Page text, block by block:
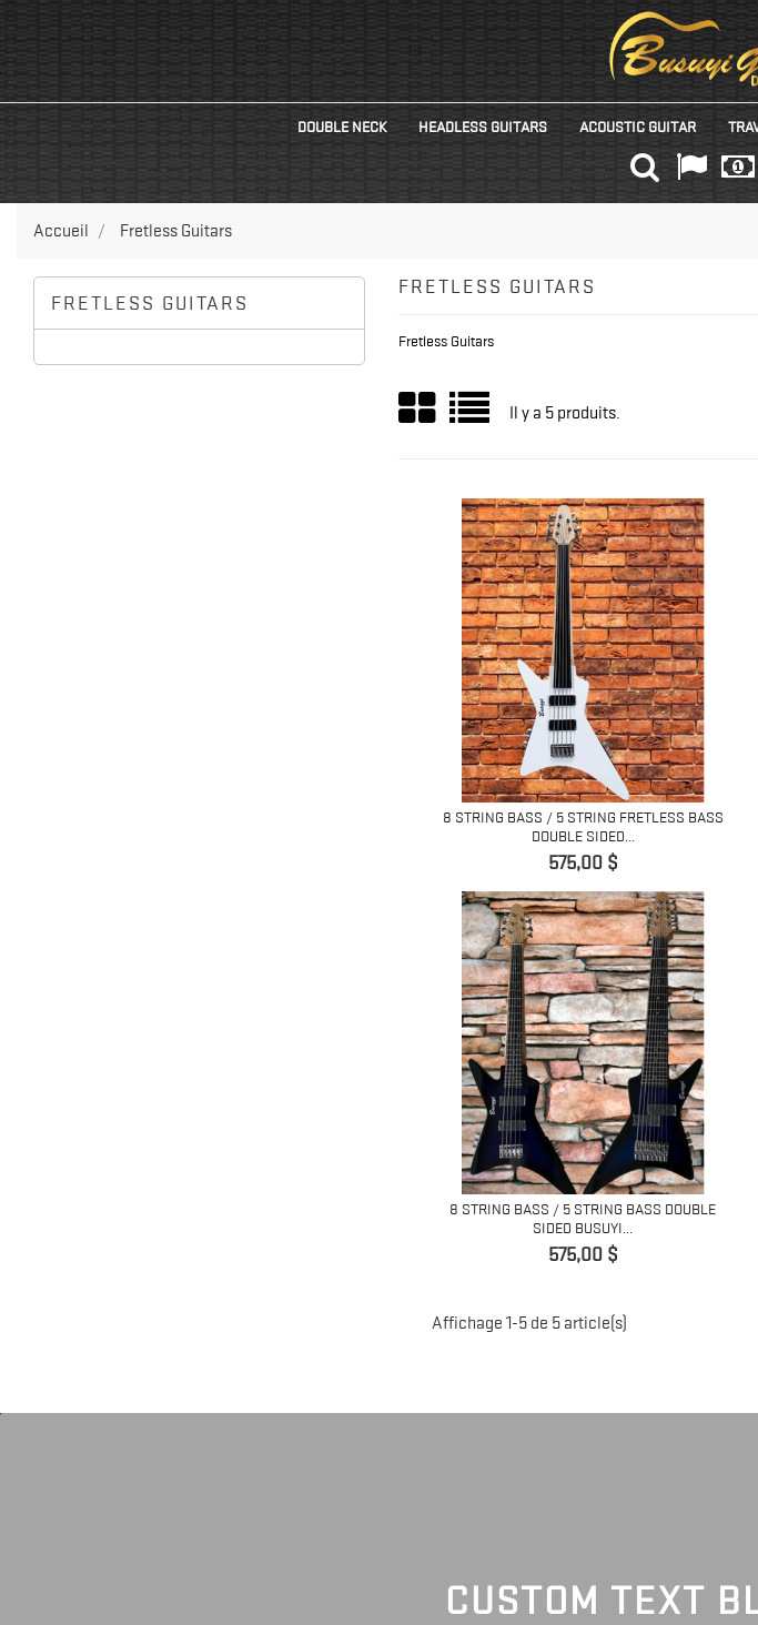
DOUBLE NECK HEADLESS GUITARS ACOUSTIC GUITAR
Accueil Fretless Guitars
FRETLESS GUITARS
FRETLESS GUITARS
Fretless Guitars
Il y a 5 produits.
8 STRING BASS / 5 STRING FRETLESS BASS
DOUBLE SIDED...
Prix
575,00 $
8 STRING BASS / 5 STRING BASS DOUBLE
SIDED BUSUYI...
Prix
575,00 $
Affichage 1-5 de 5 article(s)
CUSTOM TEXT